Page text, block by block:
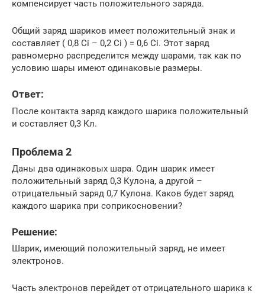
компенсирует часть положительного заряда.
Общий заряд шариков имеет положительный знак и
составляет ( 0,8 Ci – 0,2 Ci ) = 0,6 Ci. Этот заряд
равномерно распределится между шарами, так как по
условию шары имеют одинаковые размеры.
Ответ:
После контакта заряд каждого шарика положительный
и составляет 0,3 Кл.
Проблема 2
Даны два одинаковых шара. Один шарик имеет
положительный заряд 0,3 Кулона, а другой –
отрицательный заряд 0,7 Кулона. Каков будет заряд
каждого шарика при соприкосновении?
Решение:
Шарик, имеющий положительный заряд, не имеет
электронов.
Часть электронов перейдет от отрицательного шарика к